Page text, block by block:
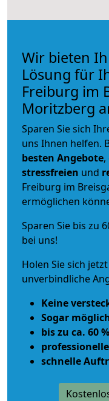
Wir bieten
Lösung für
Freiburg im
Moritzberg
Sparen Sie sich
uns Ihnen helfen.
besten Angebote
stressfreien und
Freiburg im
ermöglichen
Sparen Sie bis zu
bei uns!
Holen Sie sich
unverbindliche
Keine
Sogar
bis zu ca. 60
schnelle